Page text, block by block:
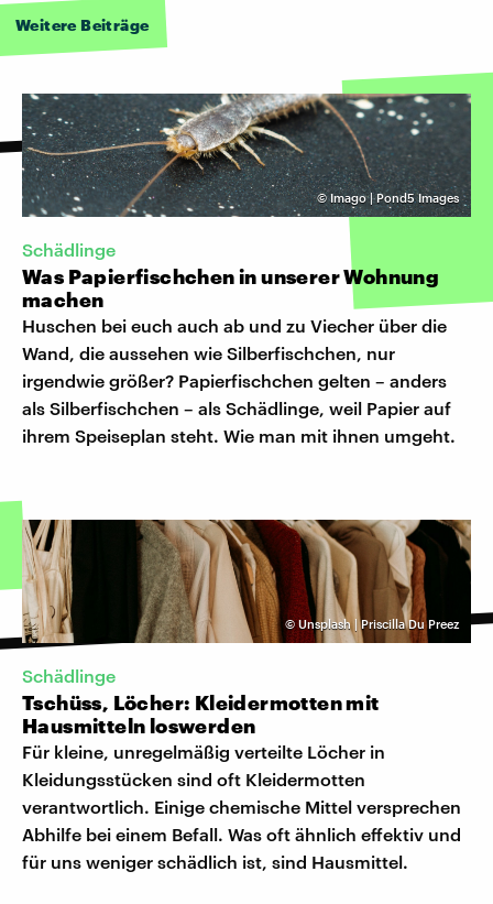
Weitere Beiträge
©Imago | Pond5 Images
Schädlinge
Was Papierfischchen in unserer Wohnung
machen
Huschen bei euch auch ab und zu Viecher über die
Wand, die aussehen wie Silberfischchen, nur
irgendwie größer? Papierfischchen gelten – anders
als Silberfischchen – als Schädlinge, weil Papier auf
ihrem Speiseplan steht. Wie man mit ihnen umgeht.
©Unsplash | Priscilla Du Preez
Schädlinge
Tschüss, Löcher: Kleidermotten mit
Hausmitteln loswerden
Für kleine, unregelmäßig verteilte Löcher in
Kleidungsstücken sind oft Kleidermotten
verantwortlich. Einige chemische Mittel versprechen
Abhilfe bei einem Befall. Was oft ähnlich effektiv und
für uns weniger schädlich ist, sind Hausmittel.